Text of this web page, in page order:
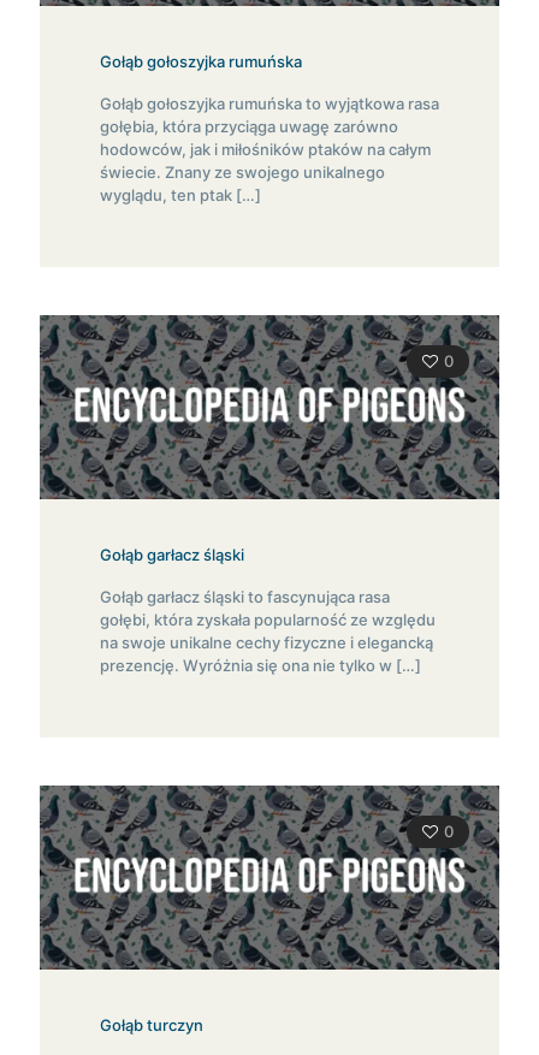
Gołąb gołoszyjka rumuńska
Gołąb gołoszyjka rumuńska to wyjątkowa rasa
gołębia, która przyciąga uwagę zarówno
hodowców, jak i miłośników ptaków na całym
świecie. Znany ze swojego unikalnego
wyglądu, ten ptak […]
0
Gołąb garłacz śląski
Gołąb garłacz śląski to fascynująca rasa
gołębi, która zyskała popularność ze względu
na swoje unikalne cechy fizyczne i elegancką
prezencję. Wyróżnia się ona nie tylko w […]
0
Gołąb turczyn